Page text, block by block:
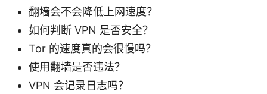
翻墙会不会降低上网速度？
如何判断 VPN 是否安全？
Tor 的速度真的会很慢吗？
使用翻墙是否违法？
VPN 会记录日志吗？